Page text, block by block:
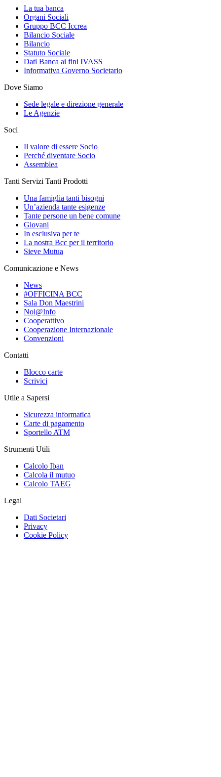
La tua banca
Organi Sociali
Gruppo BCC Iccrea
Bilancio Sociale
Bilancio
Statuto Sociale
Dati Banca ai fini IVASS
Informativa Governo Societario
Dove Siamo
Sede legale e direzione generale
Le Agenzie
Soci
Il valore di essere Socio
Perché diventare Socio
Assemblea
Tanti Servizi Tanti Prodotti
Una famiglia tanti bisogni
Un’azienda tante esigenze
Tante persone un bene comune
Giovani
In esclusiva per te
La nostra Bcc per il territorio
Sieve Mutua
Comunicazione e News
News
#OFFICINA BCC
Sala Don Maestrini
Noi@Info
Cooperattivo
Cooperazione Internazionale
Convenzioni
Contatti
Blocco carte
Scrivici
Utile a Sapersi
Sicurezza informatica
Carte di pagamento
Sportello ATM
Strumenti Utili
Calcolo Iban
Calcola il mutuo
Calcolo TAEG
Legal
Dati Societari
Privacy
Cookie Policy